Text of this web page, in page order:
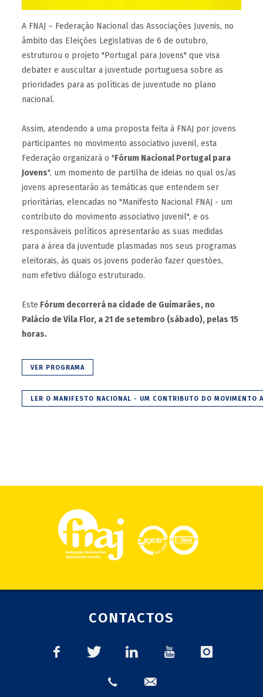
A FNAJ – Federação Nacional das Associações Juvenis, no
âmbito das Eleições Legislativas de 6 de outubro,
estruturou o projeto "Portugal para Jovens" que visa
debater e auscultar a juventude portuguesa sobre as
prioridades para as políticas de juventude no plano
nacional.
Assim, atendendo a uma proposta feita à FNAJ por jovens
participantes no movimento associativo juvenil, esta
Federação organizará o "Fórum Nacional Portugal para
Jovens", um momento de partilha de ideias no qual os/as
jovens apresentarão as temáticas que entendem ser
prioritárias, elencadas no "Manifesto Nacional FNAJ - um
contributo do movimento associativo juvenil", e os
responsáveis políticos apresentarão as suas medidas
para a área da juventude plasmadas nos seus programas
eleitorais, às quais os jovens poderão fazer questões,
num efetivo diálogo estruturado.
Este Fórum decorrerá na cidade de Guimarães, no
Palácio de Vila Flor, a 21 de setembro (sábado), pelas 15
horas.
VER PROGRAMA
LER O MANIFESTO NACIONAL - UM CONTRIBUTO DO MOVIMENTO
CONTACTOS